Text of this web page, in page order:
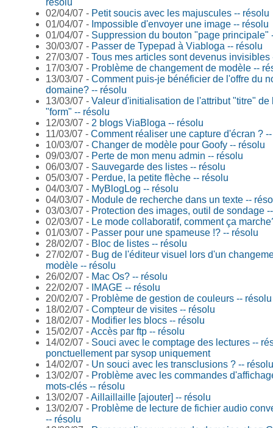
résolu
02/04/07 - Petit soucis avec les majuscules -- résolu
01/04/07 - Impossible d'envoyer une image -- résolu
01/04/07 - Suppression du bouton "page principale"
30/03/07 - Passer de Typepad à Viabloga -- résolu
27/03/07 - Tous mes articles sont devenus invisibles
17/03/07 - Problème de changement de modèle --
13/03/07 - Comment puis-je bénéficier de l'offre du
domaine? -- résolu
13/03/07 - Valeur d'initialisation de l'attribut "titre" de
"form" -- résolu
12/03/07 - 2 blogs ViaBloga -- résolu
11/03/07 - Comment réaliser une capture d'écran ?
10/03/07 - Changer de modèle pour Goofy -- résolu
09/03/07 - Perte de mon menu admin -- résolu
06/03/07 - Sauvegarde des listes -- résolu
05/03/07 - Perdue, la petite flèche -- résolu
04/03/07 - MyBlogLog -- résolu
04/03/07 - Module de recherche dans un texte --
03/03/07 - Protection des images, outil de sondage
02/03/07 - Le mode collaboratif, comment ça
01/03/07 - Passer pour une spameuse !? -- résolu
28/02/07 - Bloc de listes -- résolu
27/02/07 - Bug de l'éditeur visuel lors d'un
modèle -- résolu
26/02/07 - Mac Os? -- résolu
22/02/07 - IMAGE -- résolu
20/02/07 - Problème de gestion de couleurs -- résolu
18/02/07 - Compteur de visites -- résolu
18/02/07 - Modifier les blocs -- résolu
15/02/07 -Accès par ftp -- résolu
14/02/07 - Souci avec le comptage des lectures --
ponctuellement par sysop uniquement
14/02/07 - Un souci avec les transclusions ? -- résolu
13/02/07 - Problème avec les commandes
mots-clés -- résolu
13/02/07 -Aillaillaille [ajouter] -- résolu
13/02/07 - Problème de lecture de fichier audio
-- résolu